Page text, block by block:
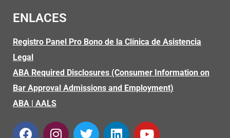
ENLACES
Registro Panel Pro Bono de la Clínica de Asistencia
Legal
ABA Required Disclosures (Consumer Information on
Bar Approval Admissions and Employment)
ABA | AALS